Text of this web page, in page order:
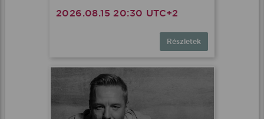
2026.08.15 20:30 UTC+2
Részletek